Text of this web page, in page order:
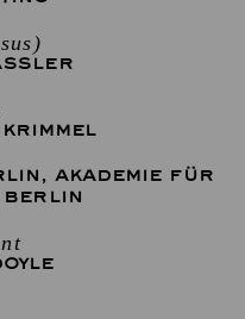
, AKADEMIE FÜR
BERLIN